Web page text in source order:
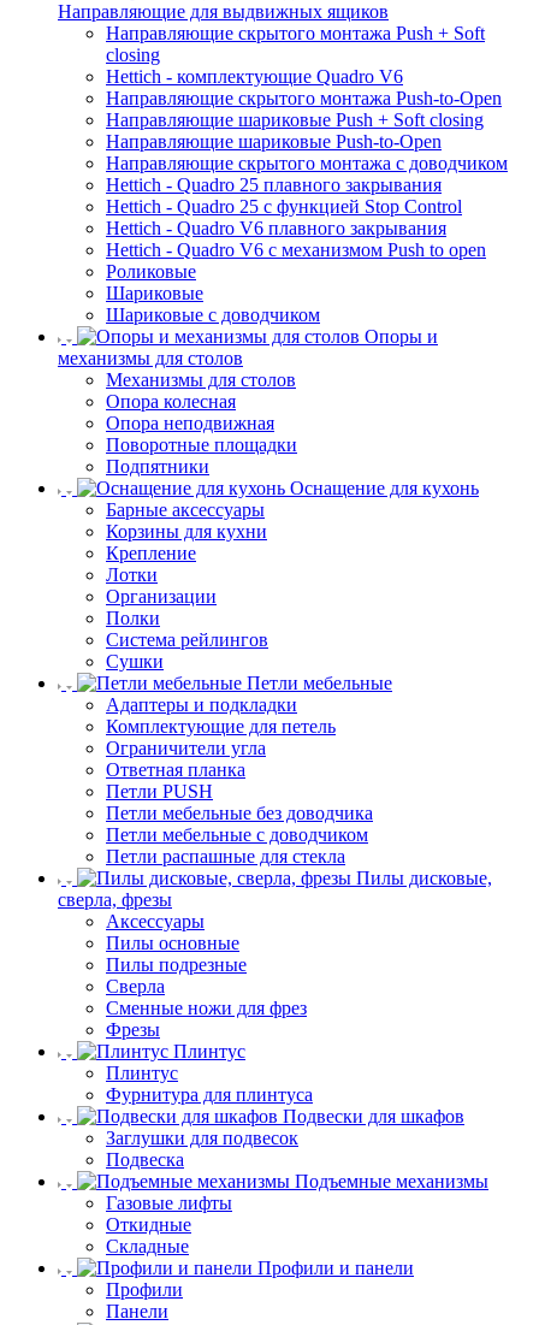
Направляющие для выдвижных ящиков
Направляющие скрытого монтажа Push + Soft
closing
Hettich - комплектующие Quadro V6
Направляющие скрытого монтажа Push-to-Open
Направляющие шариковые Push + Soft closing
Направляющие шариковые Push-to-Open
Направляющие скрытого монтажа с доводчиком
Hettich - Quadro 25 плавного закрывания
Hettich - Quadro 25 с функцией Stop Control
Hettich - Quadro V6 плавного закрывания
Hettich - Quadro V6 с механизмом Push to open
Роликовые
Шариковые
Шариковые с доводчиком
Опоры и
механизмы для столов
Механизмы для столов
Опора колесная
Опора неподвижная
Поворотные площадки
Подпятники
Оснащение для кухонь
Барные аксессуары
Корзины для кухни
Крепление
Лотки
Организации
Полки
Система рейлингов
Сушки
Петли мебельные
Адаптеры и подкладки
Комплектующие для петель
Ограничители угла
Ответная планка
Петли PUSH
Петли мебельные без доводчика
Петли мебельные с доводчиком
Петли распашные для стекла
Пилы дисковые,
сверла, фрезы
Аксессуары
Пилы основные
Пилы подрезные
Сверла
Сменные ножи для фрез
Фрезы
Плинтус
Плинтус
Фурнитура для плинтуса
Подвески для шкафов
Заглушки для подвесок
Подвеска
Подъемные механизмы
Газовые лифты
Откидные
Складные
Профили и панели
Профили
Панели